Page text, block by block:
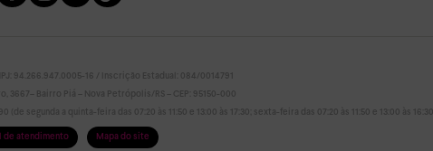
94.266.947.0005-16 / Inscrição Estadual: 084/0014791
3667– Bairro Piá – Nova Petrópolis/RS – CEP: 95150-000
segunda a quinta-feira das 07:20 às 11:50 e 13:00 às 17:30; sexta-feira das 07:20 às 11:50 e 13:00 às 16:30)
de atendimento Mapa do site